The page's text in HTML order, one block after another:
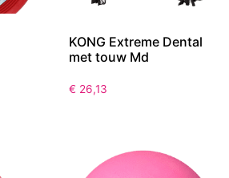
KONG Extreme Dental
met touw Md
€ 26,13